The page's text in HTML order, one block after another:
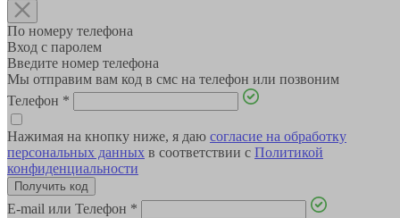
По номеру телефона
Вход с паролем
Введите номер телефона
Мы отправим вам код в смс на телефон или позвоним
Телефон *
Нажимая на кнопку ниже, я даю согласие на обработку
персональных данных в соответствии с Политикой
конфиденциальности
E-mail или Телефон *